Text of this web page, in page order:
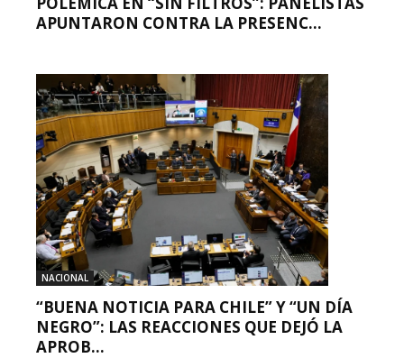
APUNTARON CONTRA LA PRESENC...
NACIONAL
“BUENA NOTICIA PARA CHILE” Y “UN DÍA
NEGRO”: LAS REACCIONES QUE DEJÓ LA
APROB...